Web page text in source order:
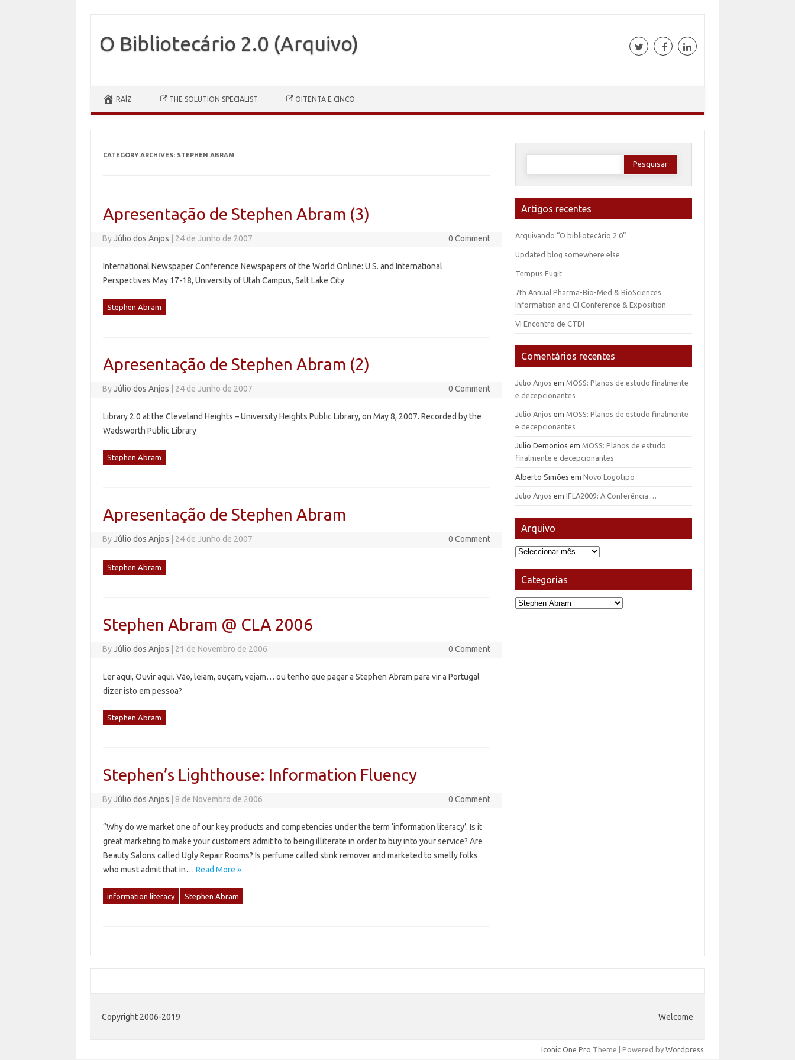
O Bibliotecário 2.0 (Arquivo)
RAÍZ THE SOLUTION SPECIALIST OITENTA E CINCO
CATEGORY ARCHIVES: STEPHEN ABRAM
Apresentação de Stephen Abram (3)
ByJúlio dos Anjos 24 de Junho de 2007 0 Comment
International Newspaper Conference Newspapers of the World Online: U.S. and International
Perspectives May 17-18, University of Utah Campus, Salt Lake City
Stephen Abram
Apresentação de Stephen Abram (2)
ByJúlio dos Anjos 24 de Junho de 2007 0 Comment
Library 2.0 at the Cleveland Heights – University Heights Public Library, on May 8, 2007. Recorded by the
Wadsworth Public Library
Stephen Abram
Apresentação de Stephen Abram
ByJúlio dos Anjos 24 de Junho de 2007 0 Comment
Stephen Abram
Stephen Abram @ CLA 2006
ByJúlio dos Anjos 21 de Novembro de 2006 0 Comment
Ler aqui, Ouvir aqui. Vão, leiam, ouçam, vejam… ou tenho que pagar a Stephen Abram para vir a Portugal
dizer isto em pessoa?
Stephen Abram
Stephen’s Lighthouse: Information Fluency
ByJúlio dos Anjos 8 de Novembro de 2006 0 Comment
“Why do we market one of our key products and competencies under the term ‘information literacy’. Is it
great marketing to make your customers admit to to being illiterate in order to buy into your service? Are
Beauty Salons called Ugly Repair Rooms? Is perfume called stink remover and marketed to smelly folks
who must admit that in… Read More »
information literacy Stephen Abram
Pesquisar
Artigos recentes
Arquivando “O bibliotecário 2.0”
Updated blog somewhere else
Tempus Fugit
7th Annual Pharma-Bio-Med & BioSciences
Information and CI Conference & Exposition
VI Encontro de CTDI
Comentários recentes
Julio Anjos emMOSS: Planos de estudo finalmente
e decepcionantes
Julio Anjos emMOSS: Planos de estudo finalmente
e decepcionantes
Julio Demonios emMOSS: Planos de estudo
finalmente e decepcionantes
Alberto Simões emNovo Logotipo
Julio Anjos emIFLA2009: A Conferência …
Arquivo
Arquivo
Categorias
Categorias
Copyright 2006-2019 Welcome
Iconic One Pro Theme | Powered by Wordpress